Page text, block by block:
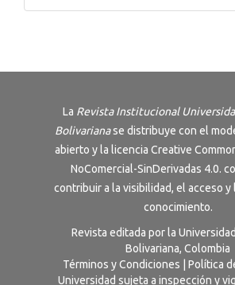
La Revista Institucional
Bolivarianase distribuye con el
abierto y la licencia Creative
NoComercial-SinDerivadas 4.0.
contribuir a la visibilidad, el acceso
conocimiento.
Revista editada por la
Bolivariana, Colombia
Términos y Condiciones
Política
Universidad sujeta a inspección y